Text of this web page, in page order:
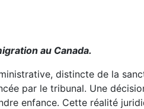
au Canada.
distincte de la
par le tribunal. Une
enfance. Cette réalité